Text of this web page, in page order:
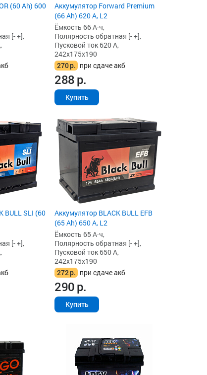
(60 Ah) 600
[- +],
Аккумулятор Forward Premium
(66 Ah) 620 А, L2
Ёмкость 66 А·ч,
Полярность обратная [- +],
Пусковой ток 620 А,
242x175x190
270р. при сдаче акб
288р.
Купить
BULL SLI (60
[- +],
Аккумулятор BLACK BULL EFB
(65 Ah) 650 А, L2
Ёмкость 65 А·ч,
Полярность обратная [- +],
Пусковой ток 650 А,
242x175x190
272р. при сдаче акб
290р.
Купить